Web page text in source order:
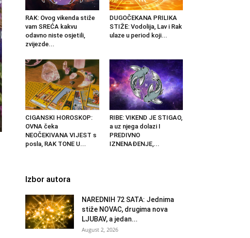
RAK: Ovog vikenda stiže
vam SREĆA kakvu
odavno niste osjetili,
zvijezde...
DUGOČEKANA PRILIKA
STIŽE: Vodolija, Lav i Rak
ulaze u period koji...
CIGANSKI HOROSKOP:
OVNA čeka
NEOČEKIVANA VIJEST s
posla, RAK TONE U...
RIBE: VIKEND JE STIGAO,
a uz njega dolazi I
PREDIVNO
IZNENAĐENJE,...
Izbor autora
NAREDNIH 72 SATA: Jednima
stiže NOVAC, drugima nova
LJUBAV, a jedan...
August 2, 2026